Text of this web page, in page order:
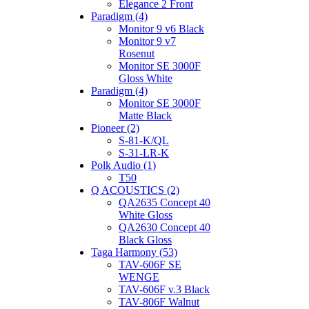
Elegance 2 Front
Paradigm (4)
Monitor 9 v6 Black
Monitor 9 v7
Rosenut
Monitor SE 3000F
Gloss White
Paradigm (4)
Monitor SE 3000F
Matte Black
Pioneer (2)
S-81-K/QL
S-31-LR-K
Polk Audio (1)
T50
Q ACOUSTICS (2)
QA2635 Concept 40
White Gloss
QA2630 Concept 40
Black Gloss
Taga Harmony (53)
TAV-606F SE
WENGE
TAV-606F v.3 Black
TAV-806F Walnut